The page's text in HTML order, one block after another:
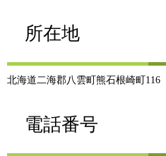
所在地
北海道二海郡八雲町熊石根崎町116
電話番号